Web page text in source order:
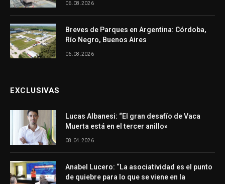
06.08.2026
Breves de Parques en Argentina: Córdoba,
Río Negro, Buenos Aires
06.08.2026
EXCLUSIVAS
Lucas Albanesi: “El gran desafío de Vaca
Muerta está en el tercer anillo»
08.04.2026
Anabel Lucero: “La asociatividad es el punto
de quiebre para lo que se viene en la